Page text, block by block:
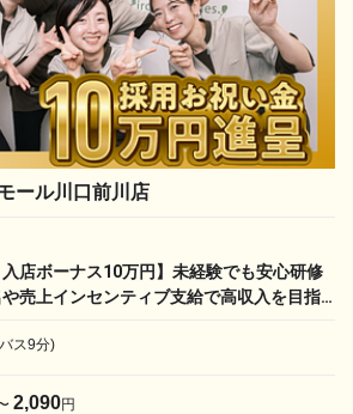
ール川口前川店
入店ボーナス10万円】未経験でも安心研修
売上インセンティブ支給で高収入を目指
ス9分)
2,090円